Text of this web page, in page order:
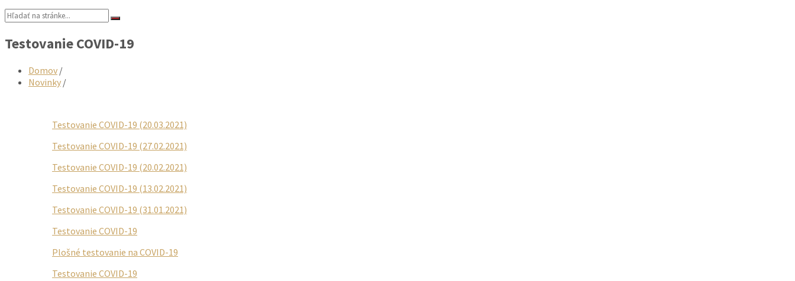
Vyhľadávanie:
Testovanie COVID-19
Domov /
Novinky /
Testovanie COVID-19 (20.03.2021)
Testovanie COVID-19 (27.02.2021)
Testovanie COVID-19 (20.02.2021)
Testovanie COVID-19 (13.02.2021)
Testovanie COVID-19 (31.01.2021)
Testovanie COVID-19
Plošné testovanie na COVID-19
Testovanie COVID-19